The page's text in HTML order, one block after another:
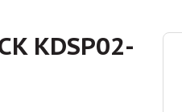
KDSP02-